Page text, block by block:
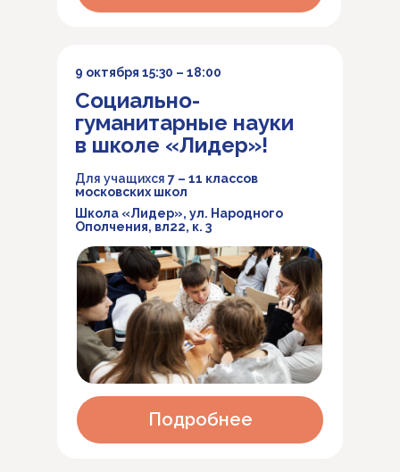
9 октября 15:30 – 18:00
Социально-
гуманитарные науки
в школе «Лидер»!
Для учащихся 7 – 11 классов
московских школ
Подробнее
Школа «Лидер», ул. Народного
Ополчения, вл22, к. 3